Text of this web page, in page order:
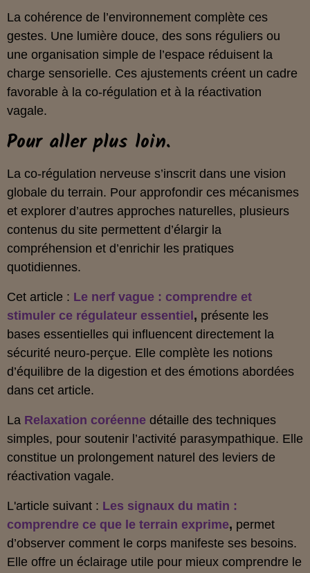
La cohérence de l’environnement complète ces
gestes. Une lumière douce, des sons réguliers ou
une organisation simple de l’espace réduisent la
charge sensorielle. Ces ajustements créent un cadre
favorable à la co‑régulation et à la réactivation
vagale.
Pour aller plus loin.
La co‑régulation nerveuse s’inscrit dans une vision
globale du terrain. Pour approfondir ces mécanismes
et explorer d’autres approches naturelles, plusieurs
contenus du site permettent d’élargir la
compréhension et d’enrichir les pratiques
quotidiennes.
Cet article : Le nerf vague : comprendre et
stimuler ce régulateur essentiel , présente les
bases essentielles qui influencent directement la
sécurité neuro‑perçue. Elle complète les notions
d’équilibre de la digestion et des émotions abordées
dans cet article.
La Relaxation coréenne détaille des techniques
simples, pour soutenir l’activité parasympathique. Elle
constitue un prolongement naturel des leviers de
réactivation vagale.
L'article suivant : Les signaux du matin :
comprendre ce que le terrain exprime, permet
d’observer comment le corps manifeste ses besoins.
Elle offre un éclairage utile pour mieux comprendre le